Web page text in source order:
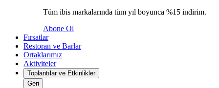
Tüm ibis markalarında tüm yıl boyunca %15 indirim.
Abone Ol
Fırsatlar
Restoran ve Barlar
Ortaklarımız
Aktiviteler
Toplantılar ve Etkinlikler
Geri